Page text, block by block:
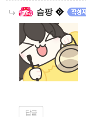
슴팡
답글